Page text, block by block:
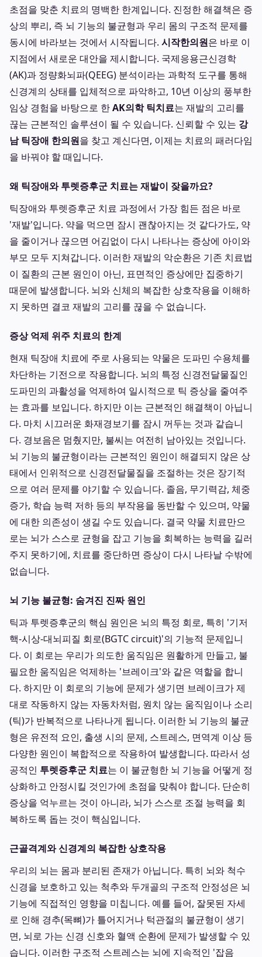
초점을 맞춘 치료의 명백한 한계입니다. 진정한 해결책은 증
상의 뿌리, 즉 뇌 기능의 불균형과 우리 몸의 구조적 문제를
동시에 바라보는 것에서 시작됩니다. 시작한의원은 바로 이
지점에서 새로운 대안을 제시합니다. 국제응용근신경학
(AK)과 정량화뇌파(QEEG) 분석이라는 과학적 도구를 통해
신경계의 상태를 입체적으로 파악하고, 10년 이상의 풍부한
임상 경험을 바탕으로 한AK의학 틱치료는 재발의 고리를
끊는 근본적인 솔루션이 될 수 있습니다. 신뢰할 수 있는 강
남 틱장애 한의원을 찾고 계신다면, 이제는 치료의 패러다임
을 바꿔야 할 때입니다.
왜 틱장애와 투렛증후군 치료는 재발이 잦을까요?
틱장애와 투렛증후군 치료 과정에서 가장 힘든 점은 바로
'재발'입니다. 약을 먹으면 잠시 괜찮아지는 것 같다가도, 약
을 줄이거나 끊으면 어김없이 다시 나타나는 증상에 아이와
부모 모두 지쳐갑니다. 이러한 재발의 악순환은 기존 치료법
이 질환의 근본 원인이 아닌, 표면적인 증상에만 집중하기
때문에 발생합니다. 뇌와 신체의 복잡한 상호작용을 이해하
지 못하면 결코 재발의 고리를 끊을 수 없습니다.
증상 억제 위주 치료의 한계
현재 틱장애 치료에 주로 사용되는 약물은 도파민 수용체를
차단하는 기전으로 작용합니다. 뇌의 특정 신경전달물질인
도파민의 과활성을 억제하여 일시적으로 틱 증상을 줄여주
는 효과를 보입니다. 하지만 이는 근본적인 해결책이 아닙니
다. 마치 시끄러운 화재경보기를 잠시 꺼두는 것과 같습니
다. 경보음은 멈췄지만, 불씨는 여전히 남아있는 것입니다.
뇌 기능의 불균형이라는 근본적인 원인이 해결되지 않은 상
태에서 인위적으로 신경전달물질을 조절하는 것은 장기적
으로 여러 문제를 야기할 수 있습니다. 졸음, 무기력감, 체중
증가, 학습 능력 저하 등의 부작용을 동반할 수 있으며, 약물
에 대한 의존성이 생길 수도 있습니다. 결국 약물 치료만으
로는 뇌가 스스로 균형을 잡고 기능을 회복하는 능력을 길러
주지 못하기에, 치료를 중단하면 증상이 다시 나타날 수밖에
없습니다.
뇌 기능 불균형: 숨겨진 진짜 원인
틱과 투렛증후군의 핵심 원인은 뇌의 특정 회로, 특히 '기저
핵-시상-대뇌피질 회로(BGTC circuit)'의 기능적 문제입니
다. 이 회로는 우리가 의도한 움직임은 원활하게 만들고, 불
필요한 움직임은 억제하는 '브레이크'와 같은 역할을 합니
다. 하지만 이 회로의 기능에 문제가 생기면 브레이크가 제
대로 작동하지 않는 자동차처럼, 원치 않는 움직임이나 소리
(틱)가 반복적으로 나타나게 됩니다. 이러한 뇌 기능의 불균
형은 유전적 요인, 출생 시의 문제, 스트레스, 면역계 이상 등
다양한 원인이 복합적으로 작용하여 발생합니다. 따라서 성
공적인 투렛증후군 치료는 이 불균형한 뇌 기능을 어떻게 정
상화하고 안정시킬 것인가에 초점을 맞춰야 합니다. 단순히
증상을 억누르는 것이 아니라, 뇌가 스스로 조절 능력을 회
복하도록 돕는 것이 핵심입니다.
근골격계와 신경계의 복잡한 상호작용
우리의 뇌는 몸과 분리된 존재가 아닙니다. 특히 뇌와 척수
신경을 보호하고 있는 척추와 두개골의 구조적 안정성은 뇌
기능에 직접적인 영향을 미칩니다. 예를 들어, 잘못된 자세
로 인해 경추(목뼈)가 틀어지거나 턱관절의 불균형이 생기
면, 뇌로 가는 신경 신호와 혈액 순환에 문제가 발생할 수 있
습니다. 이러한 구조적 스트레스는 뇌에 지속적인 '잡음